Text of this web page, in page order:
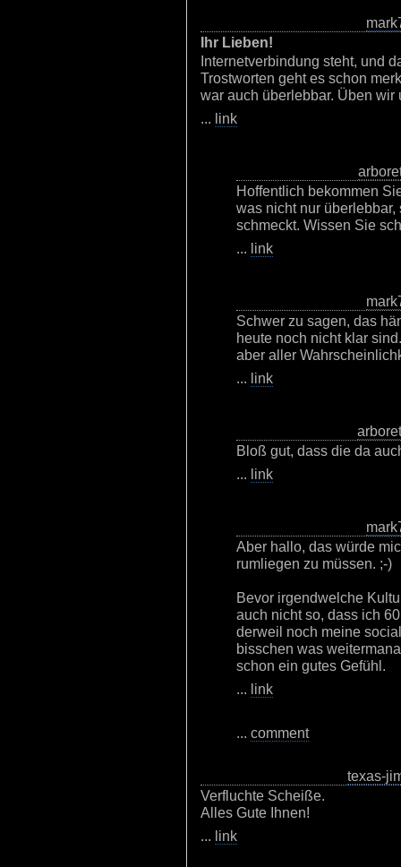
Ihr Lieben!
Internetverbindung steht, und
Trostworten geht es schon
war auch überlebbar. Üben wir
... link
Hoffentlich bekommen
was nicht nur
schmeckt. Wissen Sie
... link
Schwer zu sagen, das
heute noch nicht klar
aber aller
... link
Bloß gut, dass die da
... link
Aber hallo, das würde
rumliegen zu müssen. ;-)
Bevor irgendwelche
auch nicht so, dass ich
derweil noch meine
bisschen was
schon ein gutes Gefühl.
... link
... comment
texas-
Verfluchte Scheiße.
Alles Gute Ihnen!
... link